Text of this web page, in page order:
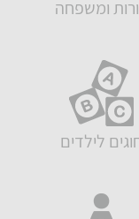
ומשפחה
לילדים